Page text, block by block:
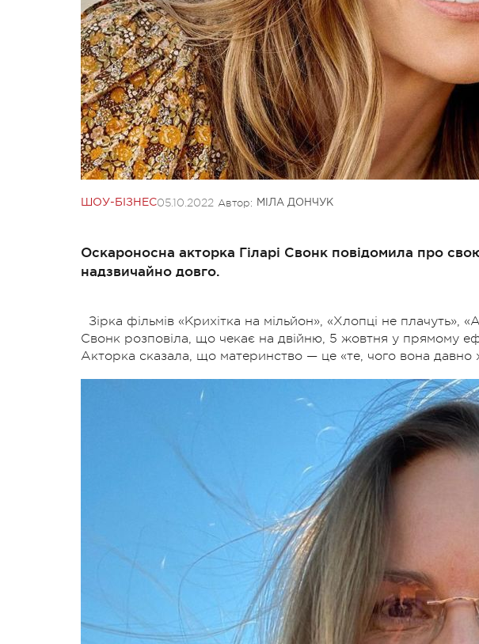
ШОУ-БІЗНЕС05.10.2022 Автор: МІЛА ДОНЧУК
Оскароносна акторка Гіларі Свонк повідомила про
надзвичайно довго.
Зірка фільмів «Крихітка на мільйон», «Хлопці не плачуть»,
Свонк розповіла, що чекає на двійню, 5 жовтня у прямому
Акторка сказала, що материнство — це «те, чого вона давно